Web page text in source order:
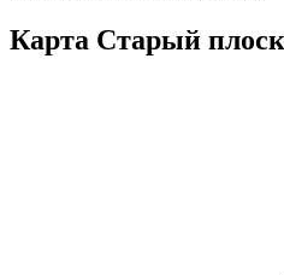
Карта Старый